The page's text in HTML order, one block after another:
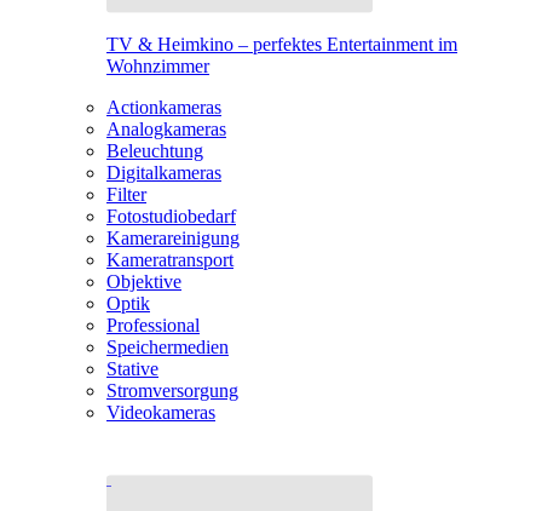
TV & Heimkino – perfektes Entertainment im
Wohnzimmer
Actionkameras
Analogkameras
Beleuchtung
Digitalkameras
Filter
Fotostudiobedarf
Kamerareinigung
Kameratransport
Objektive
Optik
Professional
Speichermedien
Stative
Stromversorgung
Videokameras